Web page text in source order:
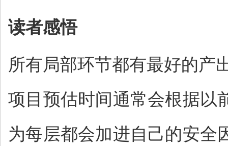
读者感悟
所有局部环节都有最好的产
项目预估时间通常会根据以
为每层都会加进自己的安全